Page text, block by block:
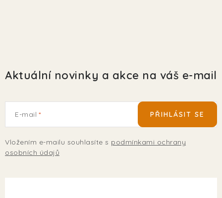
Aktuální novinky a akce na váš e-mail
E-mail
Vložením e-mailu souhlasíte s podmínkami ochrany
osobních údajů
PŘIHLÁSIT SE